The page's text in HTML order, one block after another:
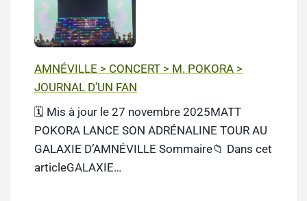
AMNÉVILLE > CONCERT > M. POKORA >
JOURNAL D’UN FAN
🗓️ Mis à jour le 27 novembre 2025MATT
POKORA LANCE SON ADRÉNALINE TOUR AU
GALAXIE D’AMNÉVILLE Sommaire📁 Dans cet
articleGALAXIE…